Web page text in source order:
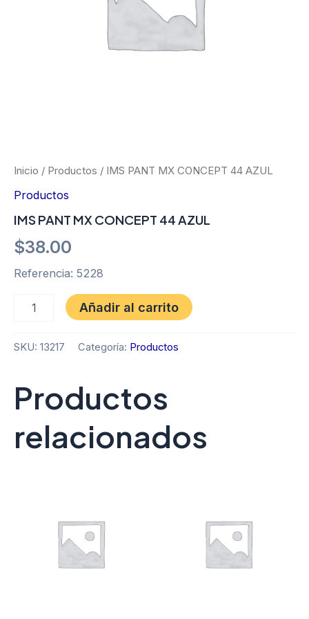
Inicio / Productos / IMS PANT MX CONCEPT 44 AZUL
Productos
IMS PANT MX CONCEPT 44 AZUL
$38.00
Referencia: 5228
Añadir al carrito
SKU: 13217 Categoría: Productos
Productos
relacionados